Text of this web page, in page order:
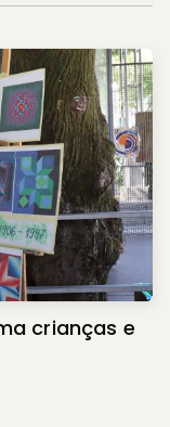
crianças e